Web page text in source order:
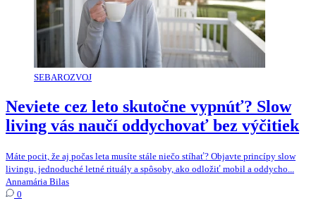
SEBAROZVOJ
Neviete cez leto skutočne vypnúť? Slow
living vás naučí oddychovať bez výčitiek
Máte pocit, že aj počas leta musíte stále niečo stíhať? Objavte princípy slow
livingu, jednoduché letné rituály a spôsoby, ako odložiť mobil a oddycho...
Annamária Bilas
0